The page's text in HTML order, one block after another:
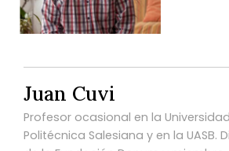
Juan Cuvi
Profesor ocasional en la Universidad
Politécnica Salesiana y en la UASB.